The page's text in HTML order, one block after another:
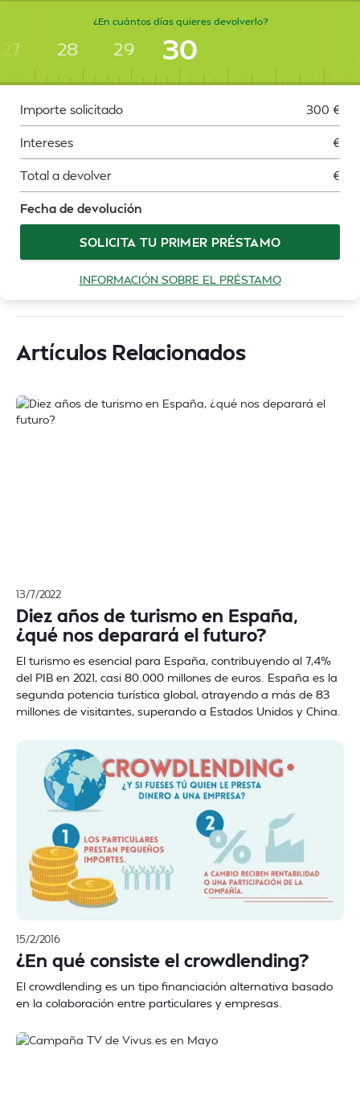
¿En cuántos días quieres devolverlo?
27 28 29 30
Importe solicitado 300 €
Intereses €
Total a devolver €
Fecha de devolución
SOLICITA TU PRIMER PRÉSTAMO
INFORMACIÓN SOBRE EL PRÉSTAMO
Artículos Relacionados
13/7/2022
Diez años de turismo en España,
¿qué nos deparará el futuro?
El turismo es esencial para España, contribuyendo al 7,4%
del PIB en 2021, casi 80.000 millones de euros. España es la
segunda potencia turística global, atrayendo a más de 83
millones de visitantes, superando a Estados Unidos y China.
15/2/2016
¿En qué consiste el crowdlending?
El crowdlending es un tipo financiación alternativa basado
en la colaboración entre particulares y empresas.